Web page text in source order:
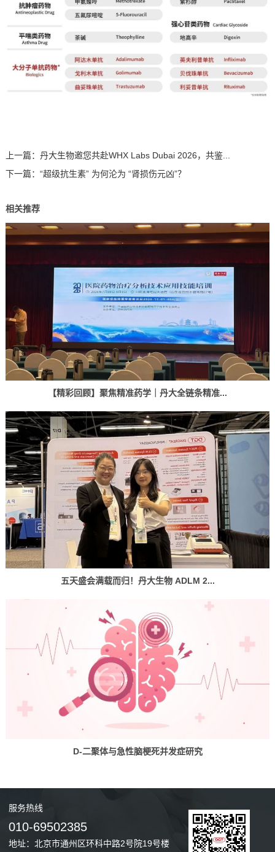
上一篇： 丹大生物邀您共赴WHX Labs Dubai 2026，共鉴...
下一篇： “超级抗生素” 为何沦为 “肾损伤元凶”？
相关推荐
【精彩回顾】聚焦精准药学｜丹大全链条精准...
五天盛会满载而归！丹大生物 ADLM 2...
D-二聚体与急性脑梗死并发症研究
服务热线
010-69502385
地址：北京市通州区环科中路2号院19号楼